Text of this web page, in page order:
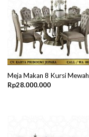
Meja Makan 8 Kursi Mewah
Rp28.000.000